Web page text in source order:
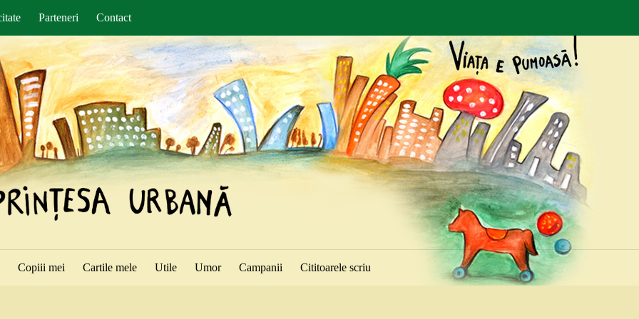
Parteneri Contact
Copiii mei Cartile mele Utile Umor Campanii Cititoarele scriu